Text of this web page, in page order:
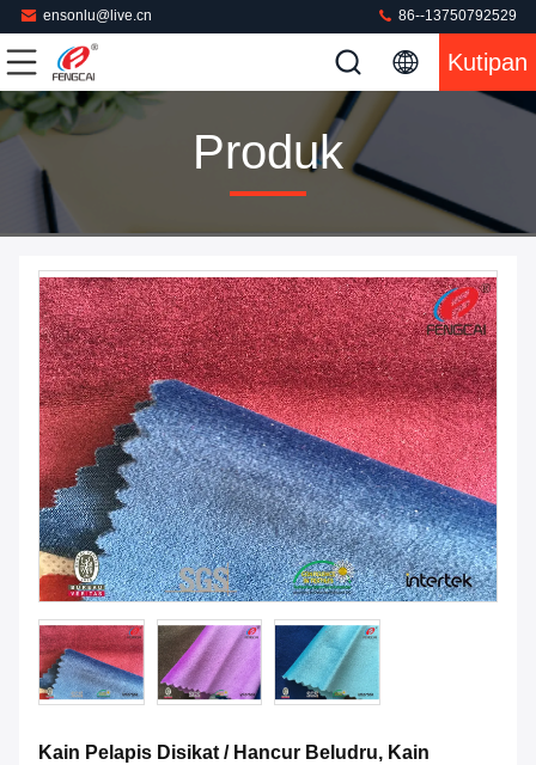
ensonlu@live.cn 86--13750792529
Kutipan
Produk
Kain Pelapis Disikat / Hancur Beludru, Kain